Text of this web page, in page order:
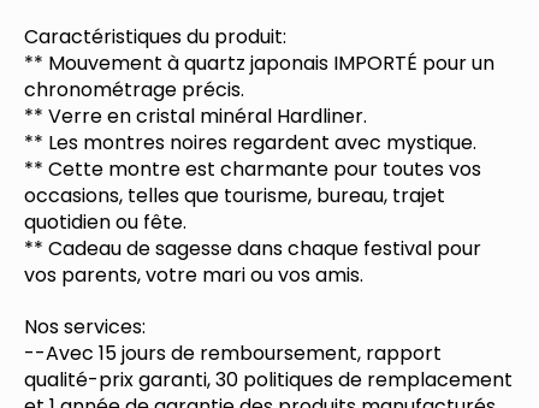
Caractéristiques du produit:
** Mouvement à quartz japonais IMPORTÉ pour un
chronométrage précis.
** Verre en cristal minéral Hardliner.
** Les montres noires regardent avec mystique.
** Cette montre est charmante pour toutes vos
occasions, telles que tourisme, bureau, trajet
quotidien ou fête.
** Cadeau de sagesse dans chaque festival pour
vos parents, votre mari ou vos amis.
Nos services:
--Avec 15 jours de remboursement, rapport
qualité-prix garanti, 30 politiques de remplacement